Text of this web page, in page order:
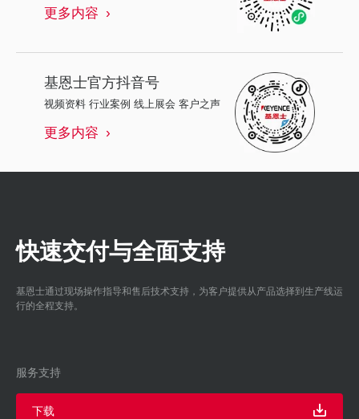
更多内容
基恩士官方抖音号
视频资料 行业案例 线上展会 客户之声
更多内容
快速交付与全面支持
基恩士通过现场操作指导和售后技术支持，为客户提供从产品选择到生产线运
行的全程支持。
服务支持
下载